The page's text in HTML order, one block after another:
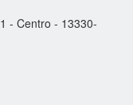
- Centro - 13330-